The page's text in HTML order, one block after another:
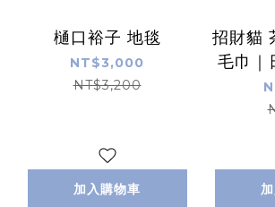
樋口裕子 地毯
NT$3,000
NT$3,200
加入購物車
招財貓
毛巾｜